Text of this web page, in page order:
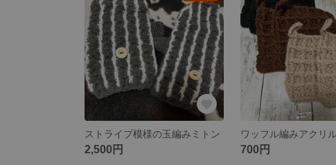
ストライプ模様の玉編みミトン
2,500円 700円